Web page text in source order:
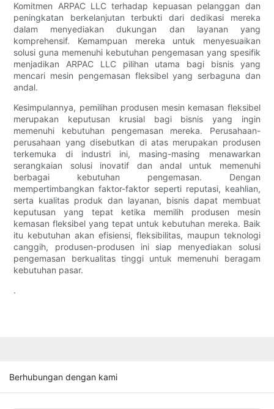
Komitmen ARPAC LLC terhadap kepuasan pelanggan dan
peningkatan berkelanjutan terbukti dari dedikasi mereka
dalam menyediakan dukungan dan layanan yang
komprehensif. Kemampuan mereka untuk menyesuaikan
solusi guna memenuhi kebutuhan pengemasan yang spesifik
menjadikan ARPAC LLC pilihan utama bagi bisnis yang
mencari mesin pengemasan fleksibel yang serbaguna dan
andal.
Kesimpulannya, pemilihan produsen mesin kemasan fleksibel
merupakan keputusan krusial bagi bisnis yang ingin
memenuhi kebutuhan pengemasan mereka. Perusahaan-
perusahaan yang disebutkan di atas merupakan produsen
terkemuka di industri ini, masing-masing menawarkan
serangkaian solusi inovatif dan andal untuk memenuhi
berbagai kebutuhan pengemasan. Dengan
mempertimbangkan faktor-faktor seperti reputasi, keahlian,
serta kualitas produk dan layanan, bisnis dapat membuat
keputusan yang tepat ketika memilih produsen mesin
kemasan fleksibel yang tepat untuk kebutuhan mereka. Baik
itu kebutuhan akan efisiensi, fleksibilitas, maupun teknologi
canggih, produsen-produsen ini siap menyediakan solusi
pengemasan berkualitas tinggi untuk memenuhi beragam
kebutuhan pasar.
.
Berhubungan dengan kami